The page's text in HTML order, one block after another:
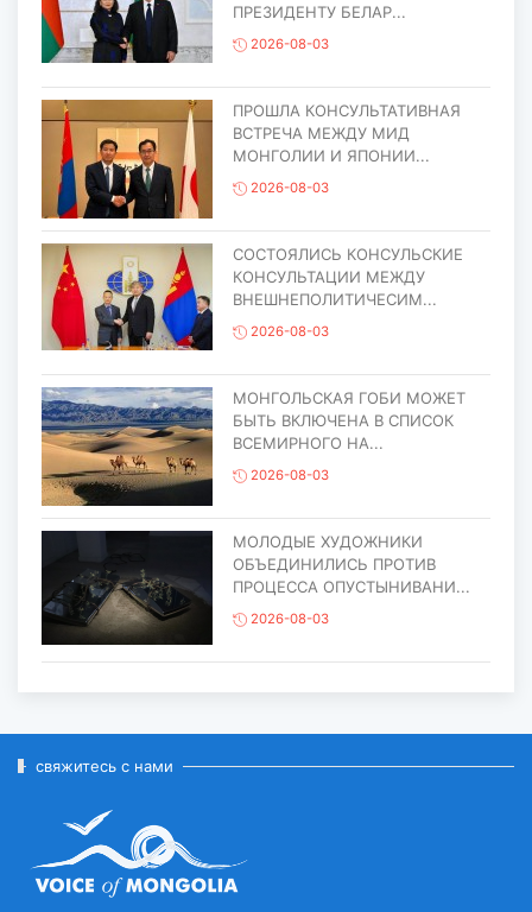
ПРЕЗИДЕНТУ БЕЛАР...
2026-08-03
ПРОШЛА КОНСУЛЬТАТИВНАЯ
ВСТРЕЧА МЕЖДУ МИД
МОНГОЛИИ И ЯПОНИИ...
2026-08-03
СОСТОЯЛИСЬ КОНСУЛЬСКИЕ
КОНСУЛЬТАЦИИ МЕЖДУ
ВНЕШНЕПОЛИТИЧЕСИМ...
2026-08-03
МОНГОЛЬСКАЯ ГОБИ МОЖЕТ
БЫТЬ ВКЛЮЧЕНА В СПИСОК
ВСЕМИРНОГО НА...
2026-08-03
МОЛОДЫЕ ХУДОЖНИКИ
ОБЪЕДИНИЛИСЬ ПРОТИВ
ПРОЦЕССА ОПУСТЫНИВАНИ...
2026-08-03
ВСЕМИРНОГО НАСЛЕД...
2026-07-27
свяжитесь с нами